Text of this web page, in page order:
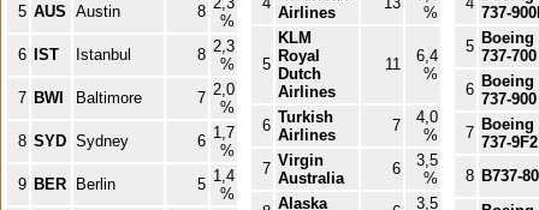
5 AUS Austin 8
%
6
IST Istanbul 8 2,3
%
7 BWI Baltimore 7 2,0
%
8 SYD Sydney 6 1,7
%
9 BER Berlin 5 1,4
%
Airlines
%
5
KLM
Royal
Dutch
Airlines
11
6,4
%
6 Turkish
Airlines
7
4,0
%
7 Virgin
Australia
6
3,5
%
Alaska 3,5
737-
5 Boeing
737-700
6 Boeing
737-900
7 Boeing
737-9F2
8 B737-